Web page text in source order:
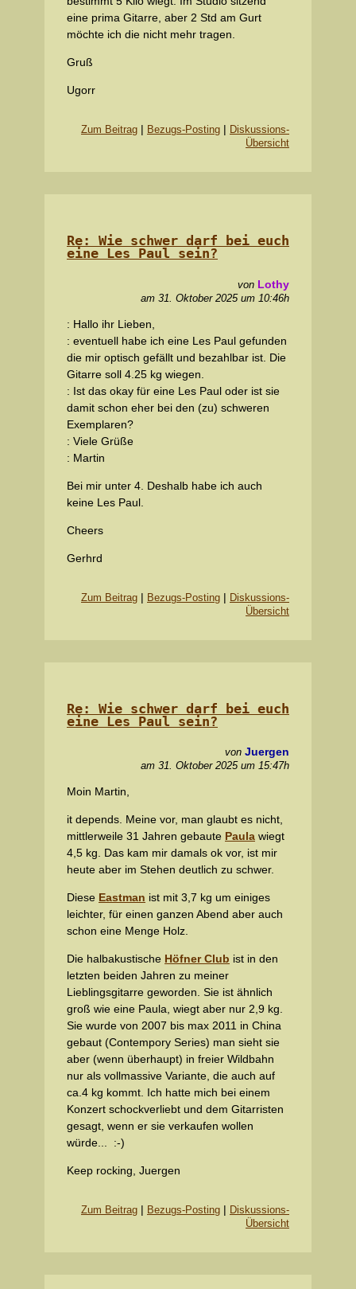
eine prima Gitarre, aber 2 Std am Gurt
möchte ich die nicht mehr tragen.
Gruß
Ugorr
Zum Beitrag | Bezugs-Posting | Diskussions-
Übersicht
Re: Wie schwer darf bei euch
eine Les Paul sein?
von Lothy
am 31. Oktober 2025 um 10:46h
: Hallo ihr Lieben,
: eventuell habe ich eine Les Paul gefunden
die mir optisch gefällt und bezahlbar ist. Die
Gitarre soll 4.25 kg wiegen.
: Ist das okay für eine Les Paul oder ist sie
damit schon eher bei den (zu) schweren
Exemplaren?
: Viele Grüße
: Martin
Bei mir unter 4. Deshalb habe ich auch
keine Les Paul.
Cheers
Gerhrd
Zum Beitrag | Bezugs-Posting | Diskussions-
Übersicht
Re: Wie schwer darf bei euch
eine Les Paul sein?
von Juergen
am 31. Oktober 2025 um 15:47h
Moin Martin,
it depends. Meine vor, man glaubt es nicht,
mittlerweile 31 Jahren gebaute Paula wiegt
4,5 kg. Das kam mir damals ok vor, ist mir
heute aber im Stehen deutlich zu schwer.
Diese Eastman ist mit 3,7 kg um einiges
leichter, für einen ganzen Abend aber auch
schon eine Menge Holz.
Die halbakustische Höfner Club ist in den
letzten beiden Jahren zu meiner
Lieblingsgitarre geworden. Sie ist ähnlich
groß wie eine Paula, wiegt aber nur 2,9 kg.
Sie wurde von 2007 bis max 2011 in China
gebaut (Contempory Series) man sieht sie
aber (wenn überhaupt) in freier Wildbahn
nur als vollmassive Variante, die auch auf
ca.4 kg kommt. Ich hatte mich bei einem
Konzert schockverliebt und dem Gitarristen
gesagt, wenn er sie verkaufen wollen
würde... :-)
Keep rocking, Juergen
Zum Beitrag | Bezugs-Posting | Diskussions-
Übersicht